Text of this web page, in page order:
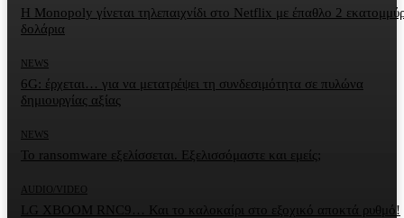
Η Monopoly γίνεται τηλεπαιχνίδι στο Netflix με έπαθλο 2
δολάρια
NEWS
6G: έρχεται… για να μετατρέψει τη συνδεσιμότητα σε πυλώνα
δημιουργίας αξίας
NEWS
Το ransomware εξελίσσεται. Εξελισσόμαστε και εμείς;
AUDIO/VIDEO
LG XBOOM RNC9… Και το καλοκαίρι στο εξοχικό αποκτά ρυθμό!